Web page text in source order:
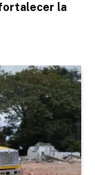
fortalecer la